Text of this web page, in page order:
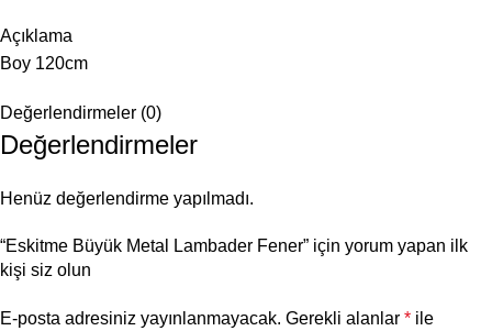
Açıklama
Boy 120cm
Değerlendirmeler (0)
Değerlendirmeler
Henüz değerlendirme yapılmadı.
“Eskitme Büyük Metal Lambader Fener” için yorum yapan ilk
kişi siz olun
E-posta adresiniz yayınlanmayacak. Gerekli alanlar * ile